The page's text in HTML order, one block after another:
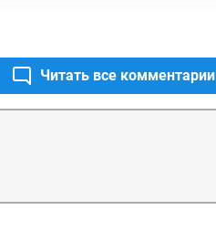
Читать все комментарии